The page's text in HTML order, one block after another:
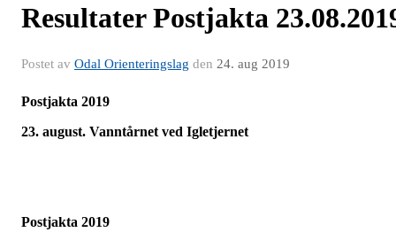
Resultater Postjakta
Postet av Odal Orienteringslag den 24. aug 2019
Postjakta 2019
23. august. Vanntårnet ved Igletjernet
Postjakta 2019